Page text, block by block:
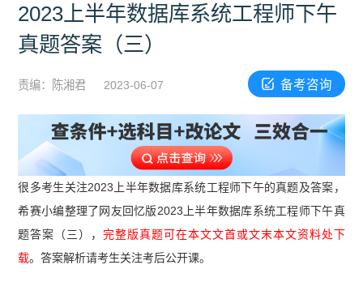
2023上半年数据库系统工程师下午
真题答案（三）
责编：陈湘君 2023-06-07 备考咨询
很多考生关注2023上半年数据库系统工程师下午的真题及答案，
希赛小编整理了网友回忆版2023上半年数据库系统工程师下午真
题答案（三），完整版真题可在本文文首或文末本文资料处下
载。答案解析请考生关注考后公开课。